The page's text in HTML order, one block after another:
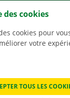
NOS VÉHICULES
AGENCES
cookies
cookies pour
votre
TOUS LES